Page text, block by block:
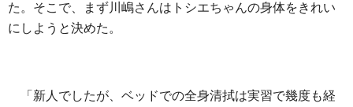
た。そこで、まず川嶋さんはトシエちゃんの身体をきれい
にしようと決めた。
「新人でしたが、ベッドでの全身清拭は実習で幾度も経